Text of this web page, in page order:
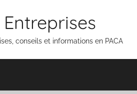
Entreprises
conseils et informations en PACA